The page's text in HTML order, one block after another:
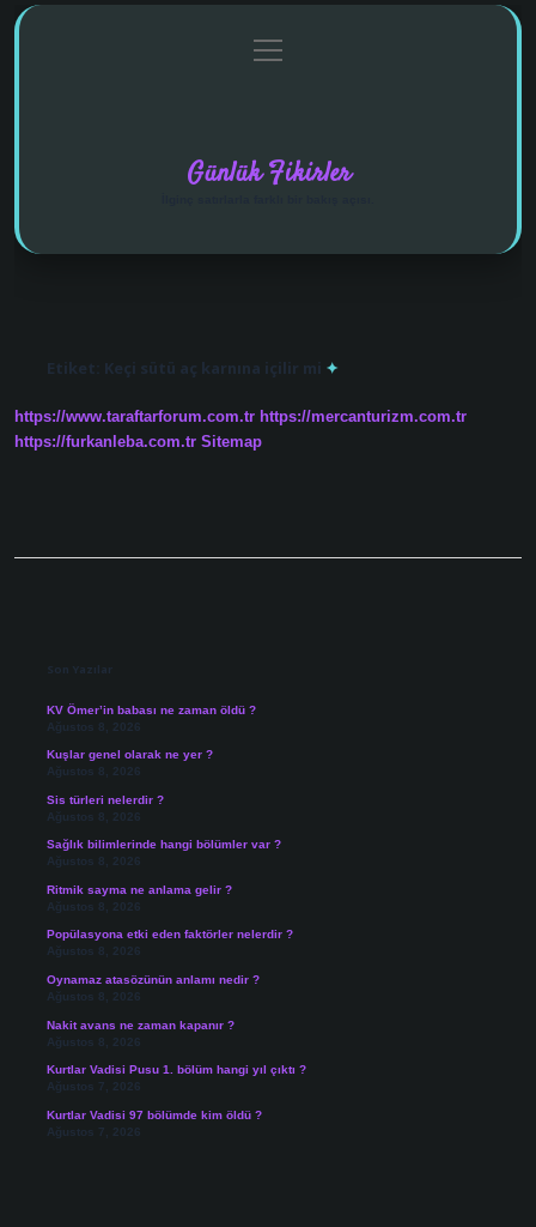
Gizlilik Politikası
menüyü
aç
Günlük Fikirler
Etiket: Keçi sütü aç karnına içilir mi
https://www.taraftarforum.com.tr https://mercanturizm.com.tr
https://furkanleba.com.tr Sitemap
Son Yazılar
KV Ömer’in babası ne zaman öldü ?
Ağustos 8, 2026
Kuşlar genel olarak ne yer ?
Ağustos 8, 2026
Sis türleri nelerdir ?
Ağustos 8, 2026
Sağlık bilimlerinde hangi bölümler var ?
Ağustos 8, 2026
Ritmik sayma ne anlama gelir ?
Ağustos 8, 2026
Popülasyona etki eden faktörler nelerdir ?
Ağustos 8, 2026
Oynamaz atasözünün anlamı nedir ?
Ağustos 8, 2026
Nakit avans ne zaman kapanır ?
Ağustos 8, 2026
Kurtlar Vadisi Pusu 1. bölüm hangi yıl çıktı ?
Ağustos 7, 2026
Kurtlar Vadisi 97 bölümde kim öldü ?
Ağustos 7, 2026